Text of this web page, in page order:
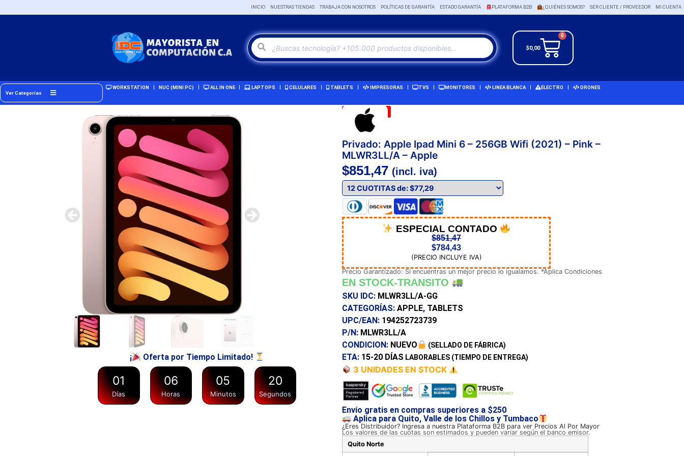
INICIO NUESTRAS TIENDAS TRABAJA CON NOSOTROS POLÍTICAS DE GARANTÍA ESTADO GARANTÍA PLATAFORMA B2B ¿QUIÉNES SOMOS? SER CLIENTE / PROVEEDOR MI CUENTA
$0,00
0
Ver Categorías
WORKSTATION NUC (MINI PC) ALL IN ONE LAPTOPS CELULARES TABLETS IMPRESORAS TVS MONITORES LINEA BLANCA ELECTRO DRONES
¡ Oferta por Tiempo Limitado!
01
Días
06
Horas
05
Minutos
20
Segundos
Remate!
Privado: Apple Ipad Mini 6 – 256GB Wifi (2021) – Pink –
MLWR3LL/A – Apple
$851,47 (incl. iva)
ESPECIAL CONTADO
$851,47
$784,43
(PRECIO INCLUYE IVA)
Precio Garantizado: Si encuentras un mejor precio lo igualamos. *Aplica Condiciones
EN STOCK-TRANSITO
SKU IDC: MLWR3LL/A-GG
CATEGORÍAS: APPLE, TABLETS
UPC/EAN: 194252723739
P/N: MLWR3LL/A
CONDICION: NUEVO (SELLADO DE FÁBRICA)
ETA: 15-20 DÍAS LABORABLES (TIEMPO DE ENTREGA)
3 UNIDADES EN STOCK
Envío gratis en compras superiores a $250
Aplica para Quito, Valle de los Chillos y Tumbaco
¿Eres Distribuidor? Ingresa a nuestra Plataforma B2B para ver Precios Al Por Mayor
Los valores de las cuotas son estimados y pueden variar según el banco emisor.
Quito Norte